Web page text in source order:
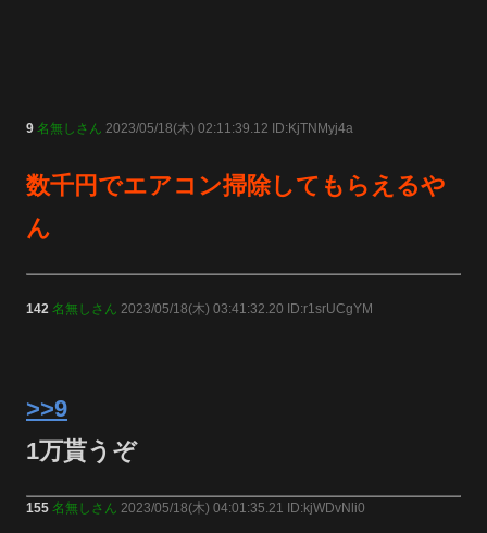
9 名無しさん 2023/05/18(木) 02:11:39.12 ID:KjTNMyj4a
数千円でエアコン掃除してもらえるや
ん
142 名無しさん 2023/05/18(木) 03:41:32.20 ID:r1srUCgYM
>>9
1万貰うぞ
155 名無しさん 2023/05/18(木) 04:01:35.21 ID:kjWDvNli0